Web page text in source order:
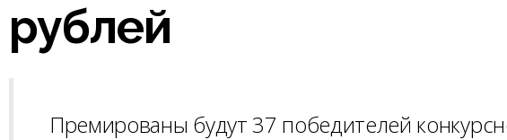
рублей
Премированы будут 37 победителей